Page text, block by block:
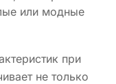
или модные
при
не только